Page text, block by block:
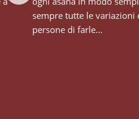
sempre tutte le variazioni
persone di farle...